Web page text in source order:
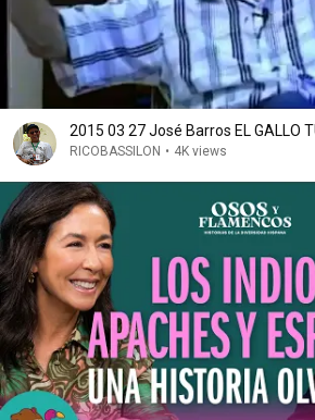
RICOBASSILON • 4K views